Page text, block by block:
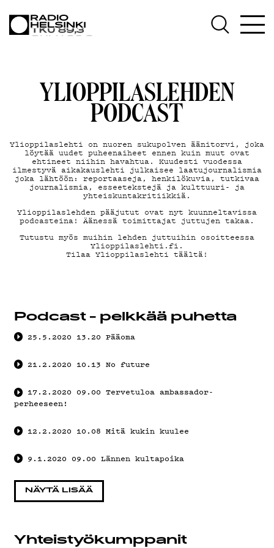
AJANKOHTAISTA
TEKIJÄT
ON-DEMAND
PODCAST
MAINOSTA
YHTEYSTIEDOT
G LIVELAB
TIETOSUOJA
KIRJAUDU SISÄÄN
YLIOPPILASLEHDEN
PODCAST
Ylioppilaslehti on nuoren sukupolven äänitorvi, joka
löytää uudet puheenaiheet ennen kuin muut ovat
ehtineet niihin havahtua. Kuudesti vuodessa
ilmestyvä aikakauslehti julkaisee laatujournalismia
joka lähtöön: reportaaseja, henkilökuvia, tutkivaa
journalismia, esseetekstejä ja kulttuuri- ja
yhteiskuntakritiikkiä.
Ylioppilaslehden pääjutut ovat nyt kuunneltavissa
podcasteina! Äänessä toimittajat juttujen takaa.
Tutustu myös muihin lehden juttuihin osoitteessa
Ylioppilaslehti.fi.
Tilaa Ylioppilaslehti täältä!
Podcast - pelkkää puhetta
25.5.2020 13.20 Pääoma
21.2.2020 10.13 No future
17.2.2020 09.00 Tervetuloa ambassador-
perheeseen!
12.2.2020 10.08 Mitä kukin kuulee
9.1.2020 09.00 Lännen kultapoika
NÄYTÄ LISÄÄ
Yhteistyö­kumppanit